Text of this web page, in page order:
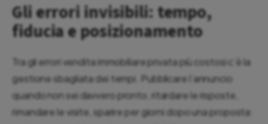
Gli errori invisibili: tempo,
fiducia e posizionamento
Tra gli errori vendita immobiliare privata più costosi c’è la
gestione sbagliata dei tempi. Pubblicare l’annuncio
quando non sei davvero pronto, ritardare le risposte,
rimandare le visite, sparire per giorni dopo una proposta: